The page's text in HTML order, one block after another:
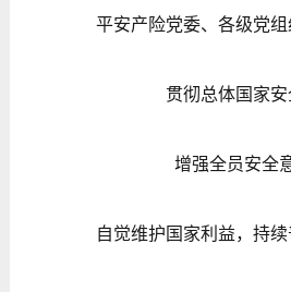
平安产险党委、各级党
贯彻总体国家
增强全员安全
自觉维护国家利益，持